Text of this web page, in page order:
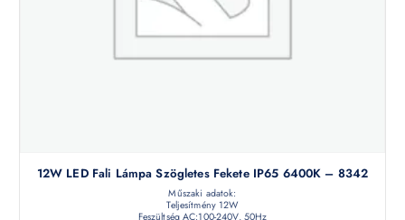
12W LED Fali Lámpa Szögletes Fekete IP65 6400K – 8342
Műszaki adatok:
Teljesítmény 12W
Feszültség AC:100-240V, 50Hz